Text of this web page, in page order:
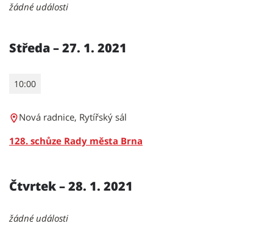
žádné události
Středa – 27. 1. 2021
10:00
Nová radnice, Rytířský sál
128. schůze Rady města Brna
Čtvrtek – 28. 1. 2021
žádné události